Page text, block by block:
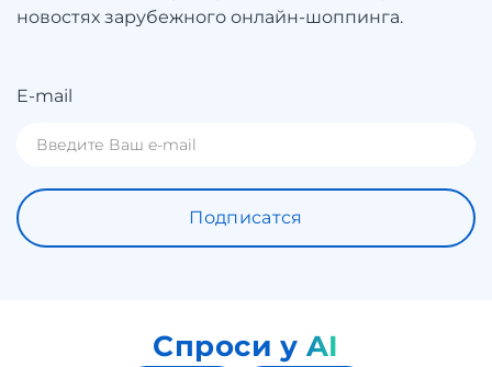
новостях зарубежного онлайн-шоппинга.
E-mail
Подписатся
Спроси у AI